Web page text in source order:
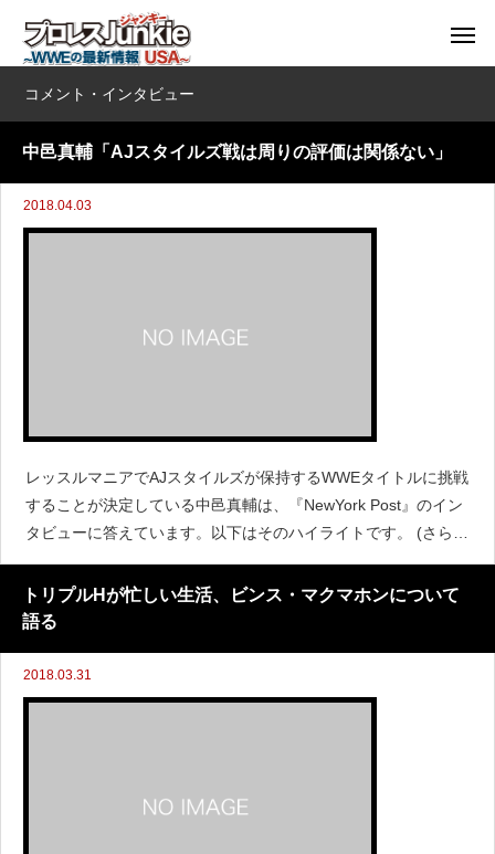
コメント・インタビュー
中邑真輔「AJスタイルズ戦は周りの評価は関係ない」
2018.04.03
レッスルマニアでAJスタイルズが保持するWWEタイトルに挑戦
することが決定している中邑真輔は、『NewYork Post』のイン
タビューに答えています。以下はそのハイライトです。 (さらに
&hellip;)
トリプルHが忙しい生活、ビンス・マクマホンについて
語る
2018.03.31